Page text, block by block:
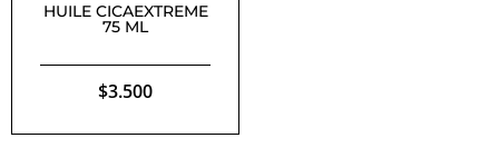
HUILE CICAEXTREME
75 ML
$3.500